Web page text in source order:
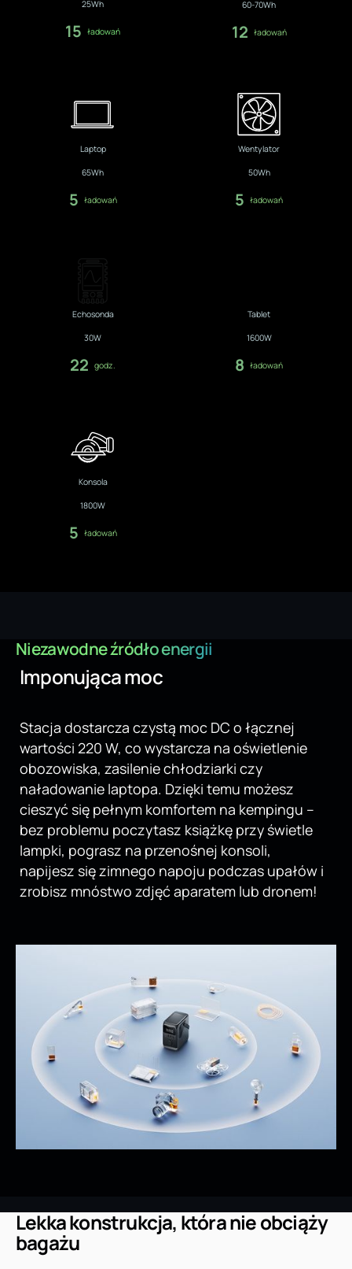
25Wh
15 ładowań
60-70Wh
12 ładowań
Laptop
65Wh
5 ładowań
Wentylator
50Wh
5 ładowań
Echosonda
30W
22 godz.
Tablet
1600W
8 ładowań
Konsola
1800W
5 ładowań
Niezawodne źródło energii
Imponująca moc
Stacja dostarcza czystą moc DC o łącznej
wartości 220 W, co wystarcza na oświetlenie
obozowiska, zasilenie chłodziarki czy
naładowanie laptopa. Dzięki temu możesz
cieszyć się pełnym komfortem na kempingu –
bez problemu poczytasz książkę przy świetle
lampki, pograsz na przenośnej konsoli,
napijesz się zimnego napoju podczas upałów i
zrobisz mnóstwo zdjęć aparatem lub dronem!
Lekka konstrukcja, która nie obciąży
bagażu